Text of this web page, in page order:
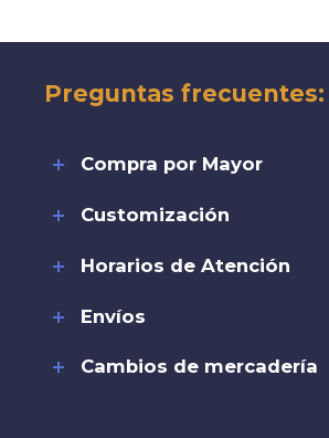
Preguntas frecuentes:
Compra por Mayor
Customización
Horarios de Atención
Envíos
Cambios de mercadería